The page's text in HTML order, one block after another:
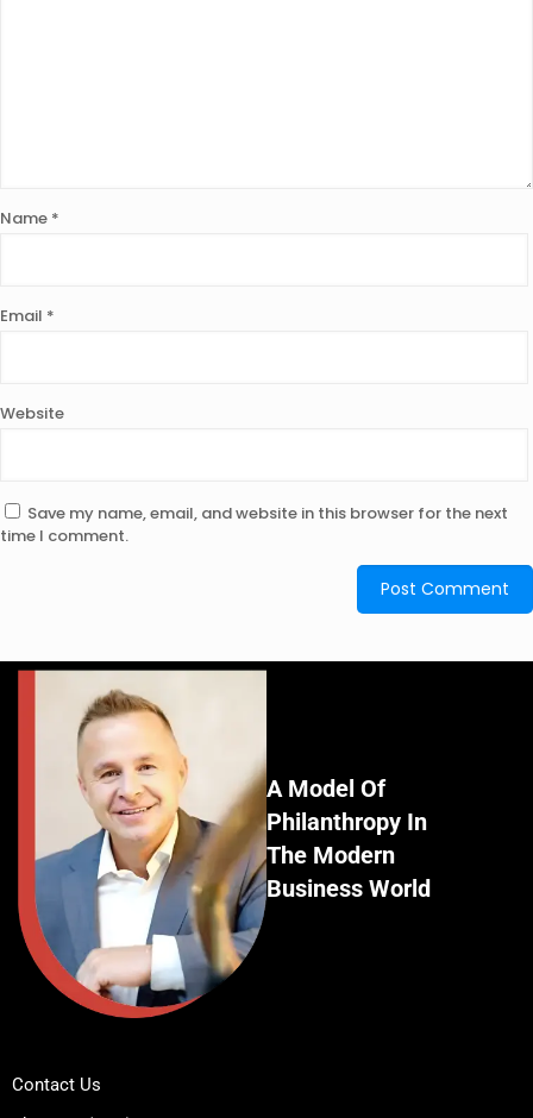
Name *
Email *
Website
Save my name, email, and website in this browser for the next
time I comment.
A Model Of
Philanthropy In
The Modern
Business World
Contact Us